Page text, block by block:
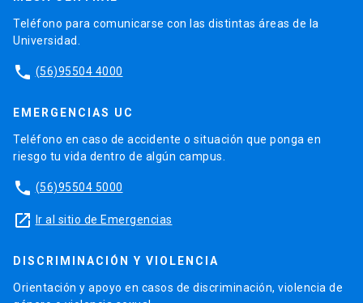
Teléfono para comunicarse con las distintas áreas de la
Universidad.
phone (56)95504 4000
EMERGENCIAS UC
Teléfono en caso de accidente o situación que ponga en
riesgo tu vida dentro de algún campus.
phone (56)95504 5000
launch Ir al sitio de Emergencias
DISCRIMINACIÓN Y VIOLENCIA
Orientación y apoyo en casos de discriminación, violencia de